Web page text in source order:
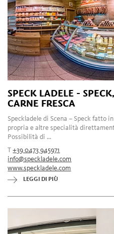
SPECK LADELE -
CARNE FRESCA
Speckladele di Scena – Speck fatto
propria e altre specialità
Possibilità di ...
T+39 0473 945971
info@speckladele.com
www.speckladele.com
LEGGI DI PIÙ